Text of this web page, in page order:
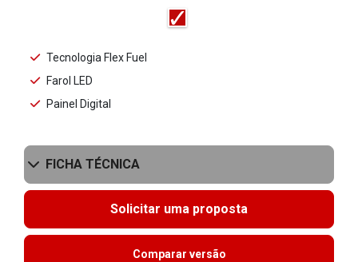
Tecnologia Flex Fuel
Farol LED
Painel Digital
FICHA TÉCNICA
Solicitar uma proposta
Comparar versão